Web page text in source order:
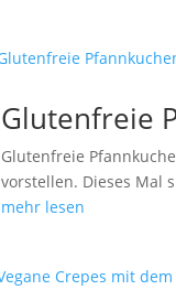
Glutenfreie
Glutenfreie
vorstellen. Dieses Mal
mehr lesen